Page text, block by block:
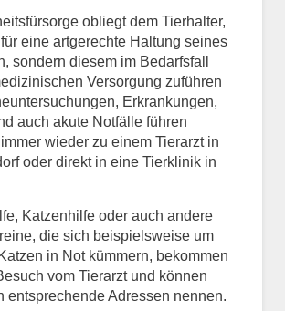
obliegt dem Tierhalter,
eine artgerechte Haltung seines
sondern diesem im Bedarfsfall
Versorgung zuführen
Erkrankungen,
auch akute Notfälle führen
wieder zu einem Tierarzt in
oder direkt in eine Tierklinik in
Katzenhilfe oder auch andere
die sich beispielsweise um
in Not kümmern, bekommen
vom Tierarzt und können
entsprechende Adressen nennen.